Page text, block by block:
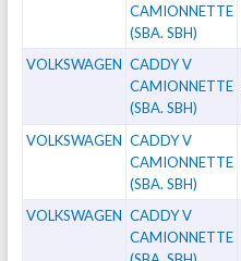
CAMIONNETTE
(SBA. SBH)
VOLKSWAGEN CADDY V
CAMIONNETTE
(SBA. SBH)
VOLKSWAGEN CADDY V
CAMIONNETTE
(SBA. SBH)
VOLKSWAGEN CADDY V
CAMIONNETTE